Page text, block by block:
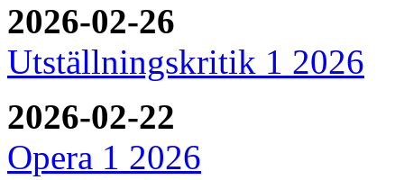
2026-02-26
Utställningskritik 1 2026
2026-02-22
Opera 1 2026